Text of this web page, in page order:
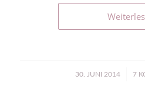
30. JUNI 2014
/ 7